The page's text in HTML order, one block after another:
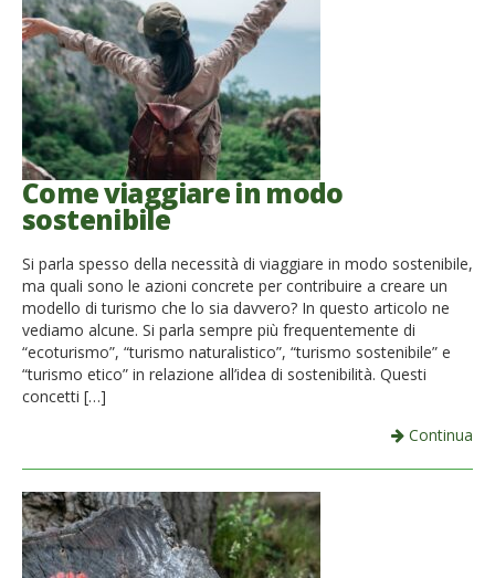
Come viaggiare in modo
sostenibile
Si parla spesso della necessità di viaggiare in modo sostenibile,
ma quali sono le azioni concrete per contribuire a creare un
modello di turismo che lo sia davvero? In questo articolo ne
vediamo alcune. Si parla sempre più frequentemente di
“ecoturismo”, “turismo naturalistico”, “turismo sostenibile” e
“turismo etico” in relazione all’idea di sostenibilità. Questi
concetti […]
Continua